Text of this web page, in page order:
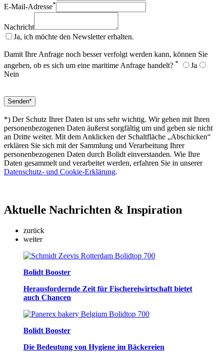
E-Mail-Adresse*
Nachricht
Ja, ich möchte den Newsletter erhalten.
Damit Ihre Anfrage noch besser verfolgt werden kann, können Sie
angeben, ob es sich um eine maritime Anfrage handelt? *
Ja
Nein
*) Der Schutz Ihrer Daten ist uns sehr wichtig. Wir gehen mit Ihren
personenbezogenen Daten äußerst sorgfältig um und geben sie nicht
an Dritte weiter. Mit dem Anklicken der Schaltfläche „Abschicken“
erklären Sie sich mit der Sammlung und Verarbeitung Ihrer
personenbezogenen Daten durch Bolidt einverstanden. Wie Ihre
Daten gesammelt und verarbeitet werden, erfahren Sie in unserer
Datenschutz- und Cookie-Erklärung.
Aktuelle Nachrichten & Inspiration
zurück
weiter
Bolidt Booster
Herausfordernde Zeit für Fischereiwirtschaft bietet
auch Chancen
Bolidt Booster
Die Bedeutung von Hygiene im Bäckereien